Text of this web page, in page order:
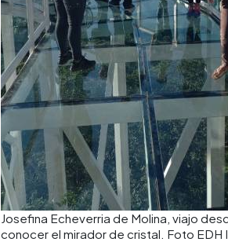
Josefina Echeverria de Molina, viajo
conocer el mirador de cristal. Foto EDH